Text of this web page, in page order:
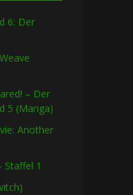
6: Der
– Der
5 (Manga)
Another
Staffel 1